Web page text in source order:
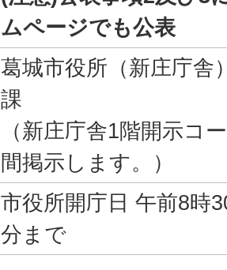
ムページでも公表
葛城市役所（新庄庁舎
課
（新庄庁舎1階開示コ
間掲示します。）
市役所開庁日 午前8時
分まで